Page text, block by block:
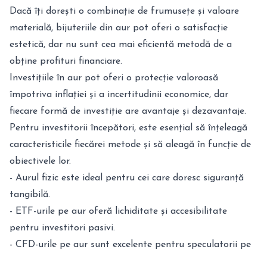
Dacă îți dorești o combinație de frumusețe și valoare
materială, bijuteriile din aur pot oferi o satisfacție
estetică, dar nu sunt cea mai eficientă metodă de a
obține profituri financiare.
Investițiile în aur pot oferi o protecție valoroasă
împotriva inflației și a incertitudinii economice, dar
fiecare formă de investiție are avantaje și dezavantaje.
Pentru investitorii începători, este esențial să înțeleagă
caracteristicile fiecărei metode și să aleagă în funcție de
obiectivele lor.
- Aurul fizic este ideal pentru cei care doresc siguranță
tangibilă.
- ETF-urile pe aur oferă lichiditate și accesibilitate
pentru investitori pasivi.
- CFD-urile pe aur sunt excelente pentru speculatorii pe